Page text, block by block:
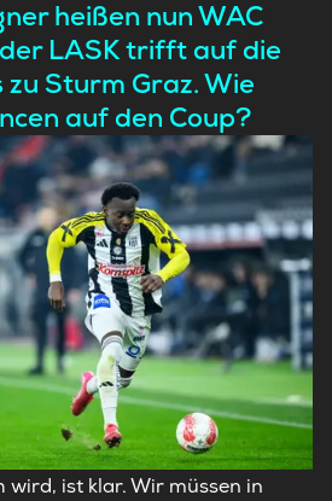
heißen nun WAC
LASK trifft auf die
zu Sturm Graz. Wie
auf den Coup?
wird, ist klar. Wir müssen in